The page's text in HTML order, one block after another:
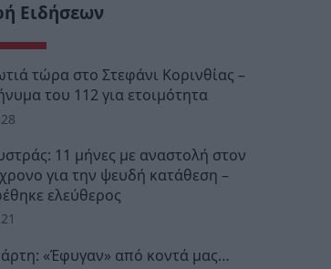
Ειδήσεων
τώρα στο Στεφάνι Κορινθίας –
του 112 για ετοιμότητα
11 μήνες με αναστολή στον
για την ψευδή κατάθεση –
ελεύθερος
«Έφυγαν» από κοντά μας…